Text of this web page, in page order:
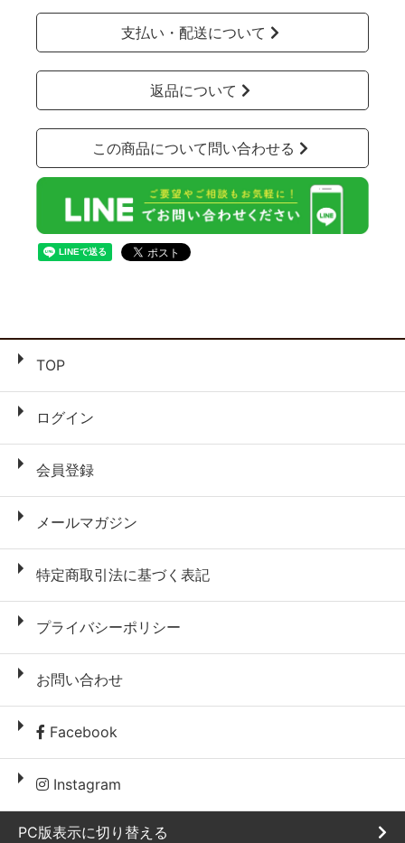
支払い・配送について
返品について
この商品について問い合わせる
TOP
ログイン
会員登録
メールマガジン
特定商取引法に基づく表記
プライバシーポリシー
お問い合わせ
Facebook
Instagram
PC版表示に切り替える